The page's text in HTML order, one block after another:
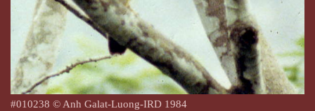
#010238 © Anh Galat-Luong-IRD 1984